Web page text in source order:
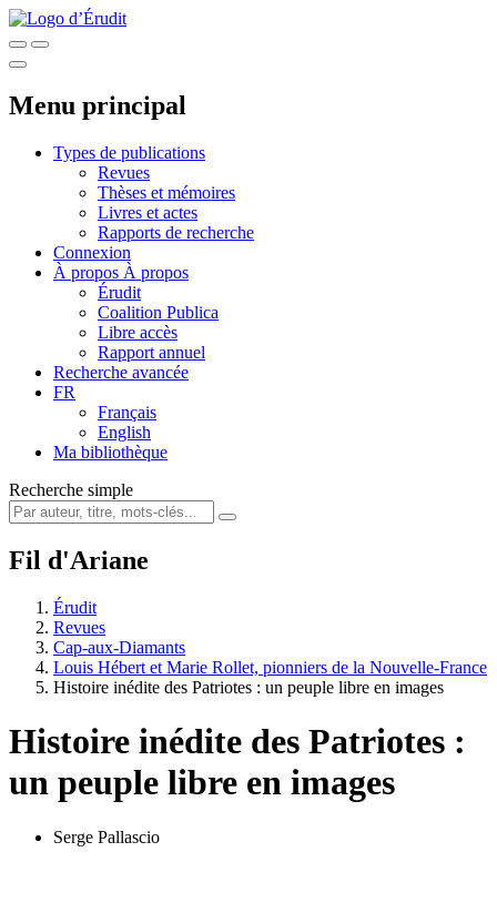
Menu principal
Types de publications
Revues
Thèses et mémoires
Livres et actes
Rapports de recherche
Connexion
À propos À propos
Érudit
Coalition Publica
Libre accès
Rapport annuel
Recherche avancée
FR
Français
English
Ma bibliothèque
Recherche simple
Fil d'Ariane
Érudit
Revues
Cap-aux-Diamants
Louis Hébert et Marie Rollet, pionniers de la Nouvelle-France
Histoire inédite des Patriotes : un peuple libre en images
Histoire inédite des Patriotes :
un peuple libre en images
Serge Pallascio